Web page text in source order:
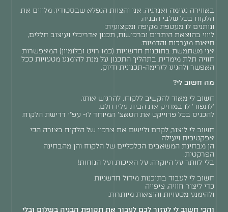
באווירה נעימה ואנרגיה, אני והצוות הנפלא שבסטודיו, מלווים את
הלקוח בכל שלבי הבניה,
ונותנים לו מעטפת מקיפה ומקצועית:
ליווי בהוצאת היתרים וברכישות, תכנון אדריכלי ועיצוב חללים,
תיאום מערכות והדמיות.
אני משתמשת בתוכנות חדשניות (כמו רויט ובלומיון) המאפשרות
חוויה תלת מימדית בתהליך התכנון על מנת להימנע מטעויות ככל
האפשר ולהגיע לזרימה-תכנונית ודיוק.
מה חשוב לי?
חשוב לי מאוד להקשיב ללקוח. להרגיש אותו,
'לתפור' לו במדויק את הבית עליו חלם,
להכניס בכל פרוייקט את הטאצ' המיוחד לו- עפ"י דרישת הלקוח.
חשוב לי ליצור, לקדם וליישם את צרכיו של הלקוח בצורה הכי
אפקטיבית ויעילה
הן מבחינת המשאבים הכלכליים של הלקוח והן מהבחינה
הפרקטית.
בלי לוותר על היוקרה, על האיכות ועל הנוחות!
חשוב לי לעבוד בתוכנות מידול חדשניות
כדי ליצור חוויה, ציפייה
ולהימנע מטעויות והוצאות מיותרות.
והכי חשוב לי לעזור לכם לעבור את תקופת הבניה בשלום ובלי